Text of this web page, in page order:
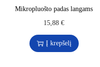
Mikropluošto padas langams
15,88€
Į krepšelį